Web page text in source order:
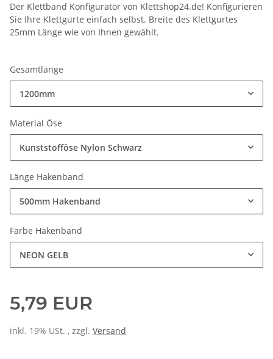
Der Klettband Konfigurator von Klettshop24.de! Konfigurieren
Sie Ihre Klettgurte einfach selbst. Breite des Klettgurtes
25mm Länge wie von Ihnen gewählt.
Gesamtlänge
1200mm
Material Öse
Kunststofföse Nylon Schwarz
Länge Hakenband
500mm Hakenband
Farbe Hakenband
NEON GELB
5,79 EUR
inkl. 19% USt. , zzgl. Versand